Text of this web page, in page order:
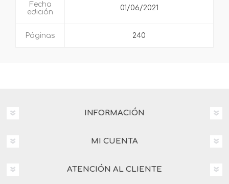
Fecha
edición
01/06/2021
Páginas 240
INFORMACIÓN
MI CUENTA
ATENCIÓN AL CLIENTE